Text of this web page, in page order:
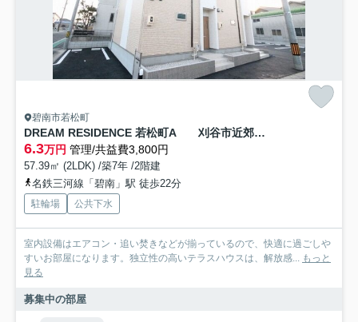
碧南市若松町
DREAM RESIDENCE 若松町A 刈谷市近郊の賃貸はクラスホーム刈谷店
6.3万円 管理/共益費3,800円
57.39㎡ (2LDK) /築7年 /2階建
名鉄三河線「碧南」駅 徒歩22分
駐輪場 公共下水
室内設備はエアコン・追い焚きなどが揃っているので、快適に過ごしや
すいお部屋になります。独立性の高いテラスハウスは、解放感... もっと
見る
募集中の部屋